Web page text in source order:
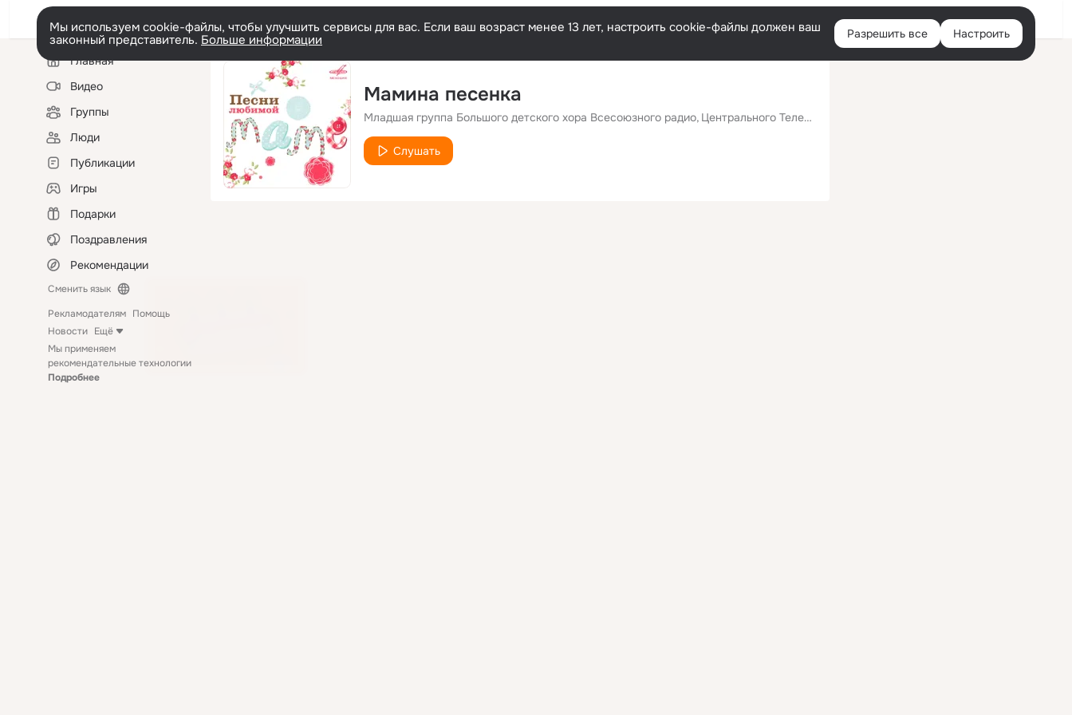
Войти
Мы используем cookie-файлы, чтобы улучшить сервисы для вас. Если ваш возраст менее 13 лет, настроить cookie-файлы должен ваш
законный представитель. Больше информации Разрешить все Настроить
Левая
колонкаГлавная
Видео
Группы
Люди
Публикации
Игры
Подарки
Поздравления
Рекомендации
Сменить язык
Рекламодателям Помощь
Новости Ещё
Мы применяем
рекомендательные технологии
Подробнее
Мамина песенка
Младшая группа Большого детского хора Всесоюзного радио Центрального Телевидения
Слушать